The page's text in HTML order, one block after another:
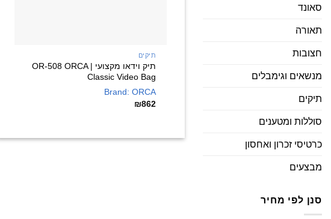
סאונד
תאורה
חצובות
מנשאים וגימבלים
תיקים
סוללות ומטענים
כרטיסי זכרון ואחסון
מבצעים
סנן לפי מחיר
תיקים
תיק וידאו מקצועי | OR-508 ORCA
Classic Video Bag
Brand: ORCA
₪862